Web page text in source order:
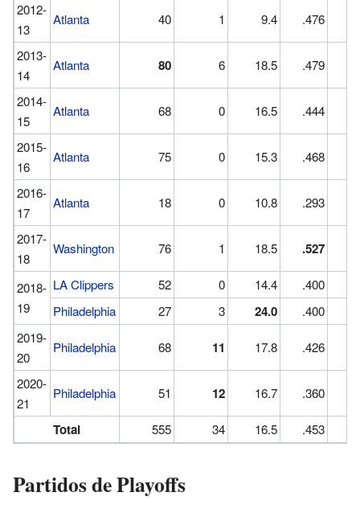
2012-
13
Atlanta 40 1 9.4 .476
2013-
14
Atlanta 80 6 18.5 .479
2014-
15
Atlanta 68 0 16.5 .444
2015-
16
Atlanta 75 0 15.3 .468
2016-
17
Atlanta 18 0 10.8 .293
2017-
18
Washington 76 1 18.5 .527
2018-
19
LA Clippers 52 0 14.4 .400
Philadelphia
27 3 24.0 .400
2019-
20
Philadelphia 68 11 17.8 .426
2020-
21
Philadelphia 51 12 16.7 .360
Total 555 34 16.5 .453
Partidos de Playoffs